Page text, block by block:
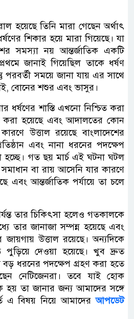
হয়েছে তিনি মারা গেছেন অর্থাৎ
শিকার হয়ে মারা গিয়েছে। যা
সমস্যা নয় আন্তর্জাতিক একটি
জানাই গিয়েছিল তাকে ধর্ষণ
পরবর্তী সময়ে জানা যায় এর সাথে
বোনের শশুর এবং ভাসুর।
ধর্ষণের শাস্তি এখনো নিশ্চিত করা
করা হয়েছে এবং আদালতের কোন
উত্তাল রয়েছে বাংলাদেশের
এবং নানা ধরনের পদক্ষেপ
হচ্ছে। গত ছয় মার্চ এই ঘটনা ঘটল
বা রায় আসেনি যার কারণে
এবং আন্তর্জাতিক পর্যায়ে তা চলে
তার চিকিৎসা হলেও গতকালকে
তার জানাজা সম্পন্ন হয়েছে এবং
জায়গায় উত্তাল রয়েছে। অন্যদিকে
পুড়িয়ে দেওয়া হয়েছে। খুব দ্রুত
ধরনের পদক্ষেপ গ্রহণ করা হতে
নেটিজেনরা। তবে যাই হোক
হয় তা জানার জন্য আমাদের সঙ্গে
এ বিষয় নিয়ে আমাদের আপডেট